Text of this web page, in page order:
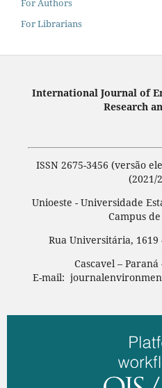
For Authors
For Librarians
International Journal of
Research
ISSN 2675-3456 (versão
(2021/
Unioeste - Universidade
Campus
Rua Universitária,
Cascavel – Paraná
E-mail: